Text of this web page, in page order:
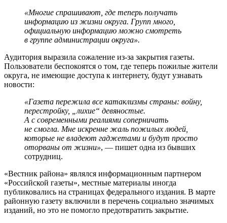
«Многие спрашивают, где теперь получать
информацию из жизни округа. Групп много,
официальную информацию можно смотреть
в группе администрации округа».
Аудитория выразила сожаление из-за закрытия газеты.
Пользователи беспокоятся о том, где теперь пожилые жители
округа, не имеющие доступа к интернету, будут узнавать
новости:
«Газета пережила все катаклизмы страны: войну,
перестройку, „лихие“ девяностые.
А с современными реалиями соперничать
не смогла. Мне искренне жаль пожилых людей,
которые не владеют гаджетами и будут просто
оторваны от жизни», — пишет одна из бывших
сотрудниц.
«Вестник района» являлся информационным партнером
«Российской газеты», местные материалы иногда
публиковались на страницах федерального издания. В марте
районную газету включили в перечень социально значимых
изданий, но это не помогло предотвратить закрытие.